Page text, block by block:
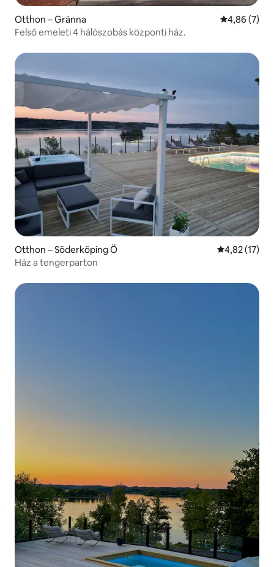
Otthon – Gränna Átlagos
4,86 (7)
Felső emeleti 4 hálószobás központi ház.
Otthon – Söderköping Ö Átlagos
4,82 (17)
Ház a tengerparton